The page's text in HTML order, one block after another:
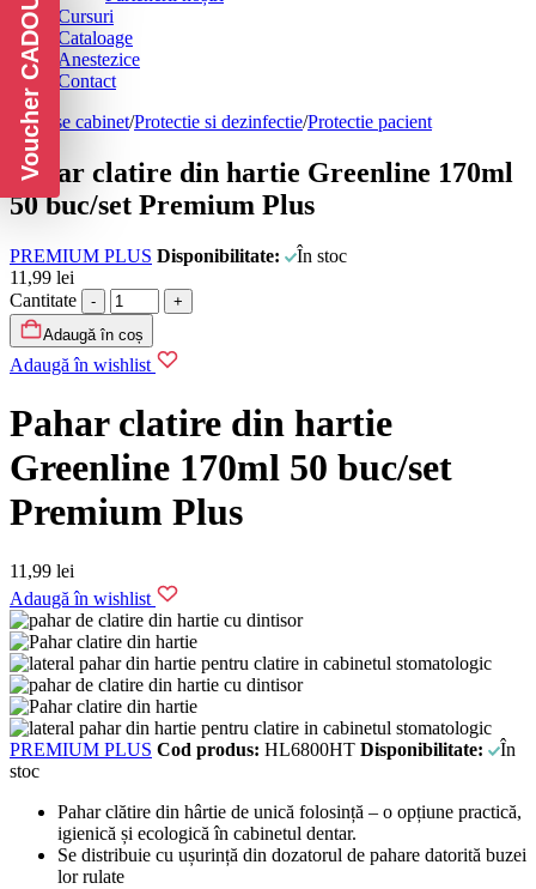
Cursuri
Cataloage
Anestezice
Contact
Produse cabinet/Protectie si dezinfectie/Protectie pacient
Pahar clatire din hartie Greenline 170ml
50 buc/set Premium Plus
PREMIUM PLUS Disponibilitate:
În stoc
11,99 lei
Cantitate
Adaugă în coș
Adaugă în wishlist
Pahar clatire din hartie
Greenline 170ml 50 buc/set
Premium Plus
11,99 lei
Adaugă în wishlist
PREMIUM PLUS Cod produs: HL6800HT Disponibilitate:
În
stoc
Pahar clătire din hârtie de unică folosință – o opțiune practică,
igienică și ecologică în cabinetul dentar.
Se distribuie cu ușurință din dozatorul de pahare datorită buzei
lor rulate
Voucher CADOU